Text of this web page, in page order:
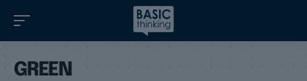
GREEN